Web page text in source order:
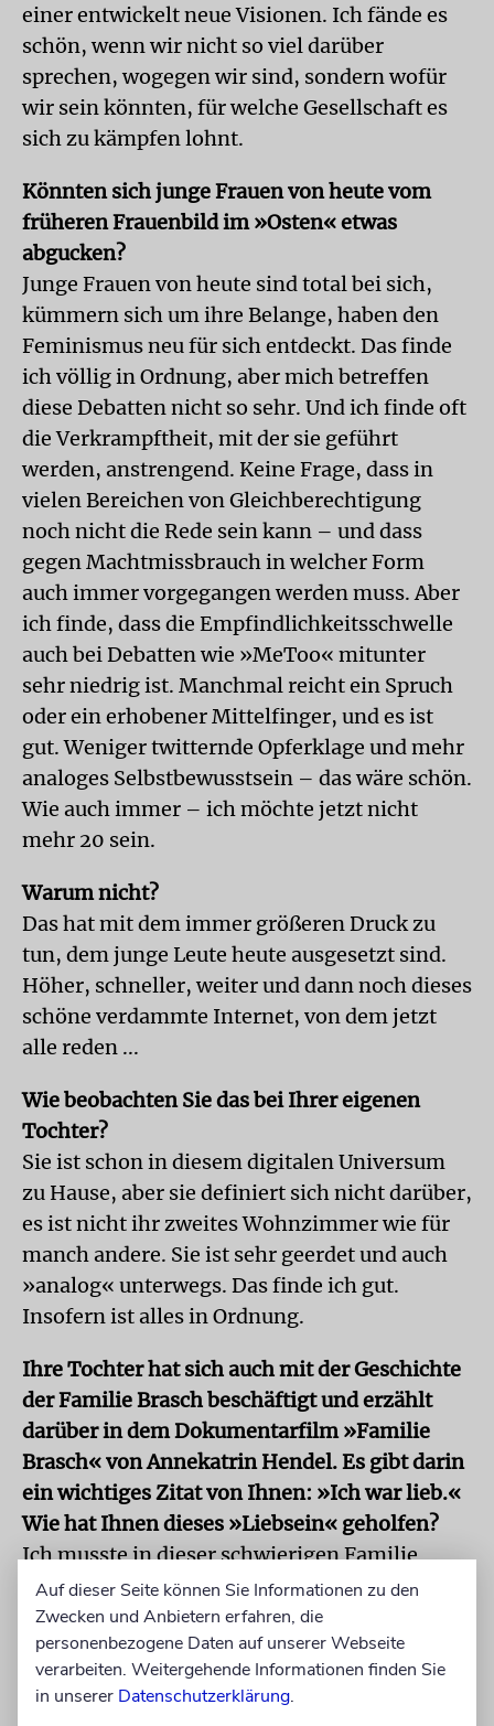
einer entwickelt neue Visionen. Ich fände es
schön, wenn wir nicht so viel darüber
sprechen, wogegen wir sind, sondern wofür
wir sein könnten, für welche Gesellschaft es
sich zu kämpfen lohnt.
Könnten sich junge Frauen von heute vom
früheren Frauenbild im »Osten« etwas
abgucken?
Junge Frauen von heute sind total bei sich,
kümmern sich um ihre Belange, haben den
Feminismus neu für sich entdeckt. Das finde
ich völlig in Ordnung, aber mich betreffen
diese Debatten nicht so sehr. Und ich finde oft
die Verkrampftheit, mit der sie geführt
werden, anstrengend. Keine Frage, dass in
vielen Bereichen von Gleichberechtigung
noch nicht die Rede sein kann – und dass
gegen Machtmissbrauch in welcher Form
auch immer vorgegangen werden muss. Aber
ich finde, dass die Empfindlichkeitsschwelle
auch bei Debatten wie »MeToo« mitunter
sehr niedrig ist. Manchmal reicht ein Spruch
oder ein erhobener Mittelfinger, und es ist
gut. Weniger twitternde Opferklage und mehr
analoges Selbstbewusstsein – das wäre schön.
Wie auch immer – ich möchte jetzt nicht
mehr 20 sein.
Warum nicht?
Das hat mit dem immer größeren Druck zu
tun, dem junge Leute heute ausgesetzt sind.
Höher, schneller, weiter und dann noch dieses
schöne verdammte Internet, von dem jetzt
alle reden ...
Wie beobachten Sie das bei Ihrer eigenen
Tochter?
Sie ist schon in diesem digitalen Universum
zu Hause, aber sie definiert sich nicht darüber,
es ist nicht ihr zweites Wohnzimmer wie für
manch andere. Sie ist sehr geerdet und auch
»analog« unterwegs. Das finde ich gut.
Insofern ist alles in Ordnung.
Ihre Tochter hat sich auch mit der Geschichte
der Familie Brasch beschäftigt und erzählt
darüber in dem Dokumentarfilm »Familie
Brasch« von Annekatrin Hendel. Es gibt darin
ein wichtiges Zitat von Ihnen: »Ich war lieb.«
Wie hat Ihnen dieses »Liebsein« geholfen?
Ich musste in dieser schwierigen Familie
funktionieren, da blieb mir nichts anderes
übrig, als »lieb« zu sein. Es hat ja gereicht,
dass die anderen fünf in dieser Familie
miteinander gekämpft und die Türen
geschmissen haben. Ich war die Kleinste und
Auf dieser Seite können Sie Informationen zu den
Zwecken und Anbietern erfahren, die
personenbezogene Daten auf unserer Webseite
verarbeiten. Weitergehende Informationen finden Sie
in unserer Datenschutzerklärung.